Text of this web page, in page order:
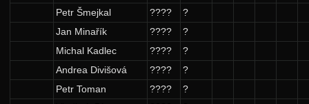
Petr Šmejkal
????
?
Jan Minařík
????
?
Michal Kadlec
????
?
Andrea Divišová
????
?
Petr Toman
????
?